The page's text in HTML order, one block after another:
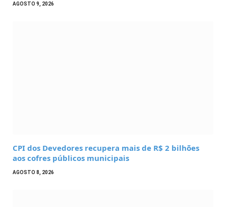
AGOSTO 9, 2026
CPI dos Devedores recupera mais de R$ 2 bilhões
aos cofres públicos municipais
AGOSTO 8, 2026